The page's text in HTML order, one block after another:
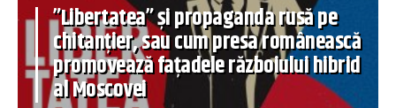
”Libertatea” și propaganda rusă pe
chitanțier, sau cum presa românească
promovează fațadele războiului hibrid
al Moscovei